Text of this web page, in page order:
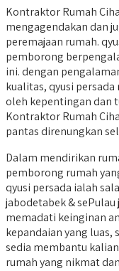
Kontraktor Rumah
mengagendakan dan
peremajaan rumah.
pemborong
ini. dengan
kualitas, qyusi
oleh kepentingan dan
Kontraktor Rumah
pantas direnungkan
Dalam mendirikan
pemborong rumah
qyusi persada ialah
jabodetabek &
memadati keinginan
kepandaian yang luas,
sedia membantu
rumah yang nikmat